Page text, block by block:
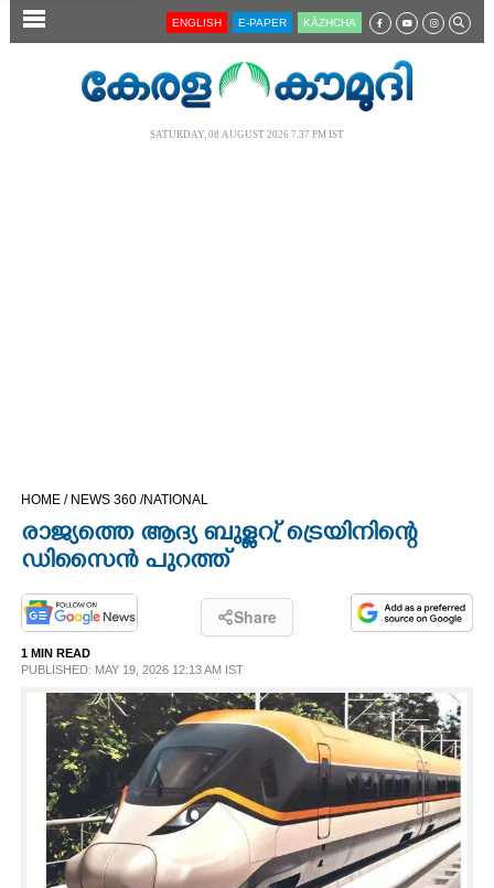
SECTIONS
LIFESTYLE
SPIRITUAL
INFO+
ENGLISH E-PAPER KĀZHCHA
SATURDAY, 08 AUGUST 2026 7.37 PM IST
HOME / NEWS 360 /NATIONAL
രാജ്യത്തെ ആദ്യ ബുള്ളറ്ര് ട്രെയിനിന്റെ
ഡിസൈൻ പുറത്ത്
Share
1 MIN READ
PUBLISHED: MAY 19, 2026 12:13 AM IST